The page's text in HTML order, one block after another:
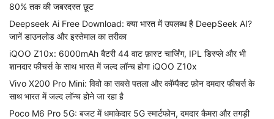
80% तक की जबरदस्त छूट
Deepseek Ai Free Download: क्या भारत में उपलब्ध है DeepSeek AI?
जानें डाउनलोड और इस्तेमाल का तरीका
iQOO Z10x: 6000mAh बैटरी 44 वाट फ़ास्ट चार्जिंग, IPL डिस्प्ले और भी
शानदार फीचर्स के साथ भारत में जल्द लॉन्च होगा iQOO Z10x
Vivo X200 Pro Mini: विवो का सबसे पतला और कॉम्पैक्ट फ़ोन दमदार फीचर्स के
साथ भारत में जल्द लॉन्च होने जा रहा है
Poco M6 Pro 5G: बजट में धमाकेदार 5G स्मार्टफोन, दमदार कैमरा और तगड़ी